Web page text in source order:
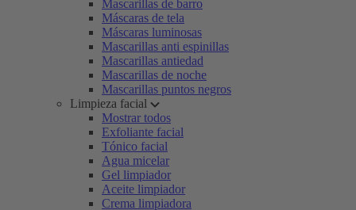
Mascarillas de barro
Máscaras de tela
Máscaras luminosas
Mascarillas anti espinillas
Mascarillas antiedad
Mascarillas de noche
Mascarillas puntos negros
Limpieza facial
Mostrar todos
Exfoliante facial
Tónico facial
Agua micelar
Gel limpiador
Aceite limpiador
Crema limpiadora